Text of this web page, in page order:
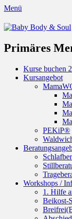
Menü
Baby
Primäres
Springe
zum
Kurse buchen
Kursangebot
PEKiP®
Workshops /
1. Hilfe
Beikost-